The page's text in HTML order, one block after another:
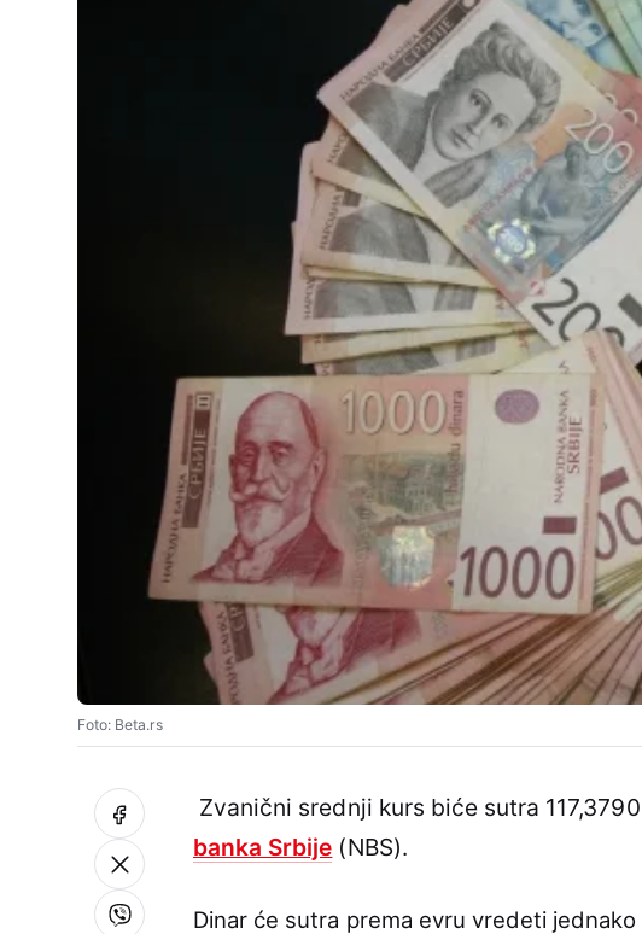
Foto: Beta.rs
Zvanični srednji kurs biće sutra
banka Srbije (NBS).
Dinar će sutra prema evru vredeti